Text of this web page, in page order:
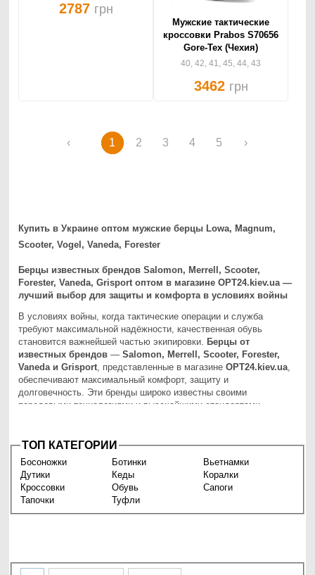
2787 грн
Мужские тактические
кроссовки Prabos S70656
Gore-Tex (Чехия)
40, 42, 41, 45, 44, 43
3462 грн
‹ 1 2 3 4 5 ›
Купить в Украине оптом мужские берцы Lowa, Magnum,
Scooter, Vogel, Vaneda, Forester
Берцы известных брендов Salomon, Merrell, Scooter,
Forester, Vaneda, Grisport оптом в магазине OPT24.kiev.ua —
лучший выбор для защиты и комфорта в условиях войны
В условиях войны, когда тактические операции и служба
требуют максимальной надёжности, качественная обувь
становится важнейшей частью экипировки. Берцы от
известных брендов —Salomon, Merrell, Scooter, Forester,
Vaneda и Grisport , представленные в магазинеOPT24.kiev.ua
обеспечивают максимальный комфорт, защиту и
долговечность. Эти бренды широко известны своими
передовыми технологиями и высочайшими стандартами
бизнеса, которое обеспечит доступ к лучшим моделям на
Преимущества берцев известных брендов
Берцы от таких всемирно известных брендов, как
Merrell, Scooter, Forester, Vaneda и Grisport, предлагают
Прочность и долговечность
ТОП КАТЕГОРИИ
Босоножки Ботинки
Вьетнамки
Дутики
Кеды
Коралки
Кроссовки
Обувь
Сапоги
Тапочки
Туфли